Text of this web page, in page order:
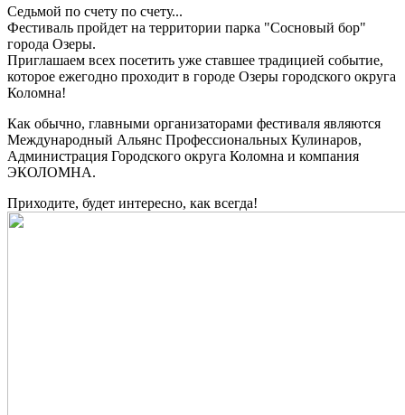
Седьмой по счету по счету...
Фестиваль пройдет на территории парка "Сосновый бор"
города Озеры.
Приглашаем всех посетить уже ставшее традицией событие,
которое ежегодно проходит в городе Озеры городского округа
Коломна!
Как обычно, главными организаторами фестиваля являются
Международный Альянс Профессиональных Кулинаров,
Администрация Городского округа Коломна и компания
ЭКОЛОМНА.
Приходите, будет интересно, как всегда!